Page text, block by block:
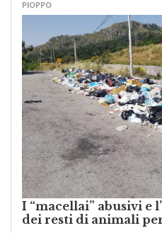
I “macellai” abusivi e
dei resti di animali
diRaimondo Burgio